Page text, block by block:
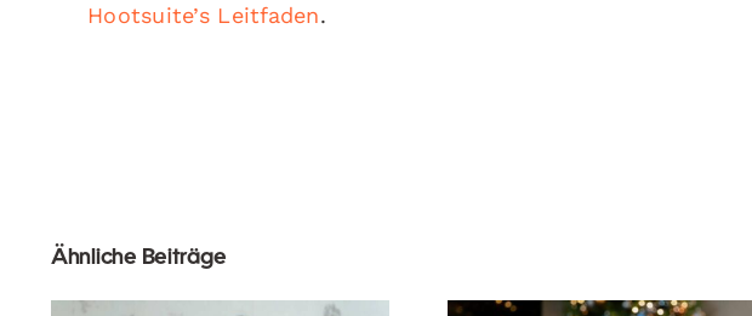
Hootsuite’s Leitfaden.
Ähnliche Beiträge